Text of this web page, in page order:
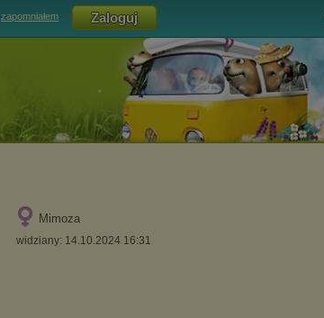
zapomniałem
Mimoza
widziany: 14.10.2024 16:31